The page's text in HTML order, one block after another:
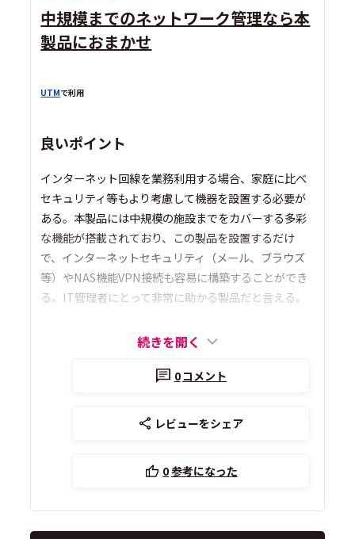
中規模までのネットワーク管理なら本
製品におまかせ
UTMで利用
良いポイント
インターネット回線を業務利用する場合、家庭に比べ
セキュリティ等もより考慮して機器を設置する必要が
ある。本製品には中規模の施設までをカバーする多彩
な機能が搭載されており、この製品を設置するだけ
で、インターネットセキュリティ（メール、ブラウズ
等）やNAS機能VPN接続も容易に構築することができ
る。IT管理者にとって非常に助かる製品だと言える。
続きを開く
0コメント
レビューをシェア
0参考になった